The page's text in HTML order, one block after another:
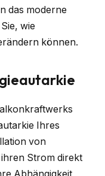
das moderne
wie
können.
Ihres
von
Strom direkt